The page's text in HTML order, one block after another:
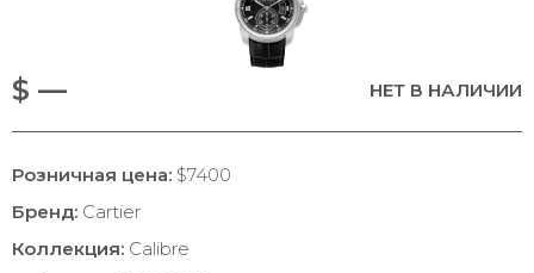
$ — НЕТ В НАЛИЧИИ
Розничная цена: $7400
Бренд: Cartier
Коллекция: Calibre